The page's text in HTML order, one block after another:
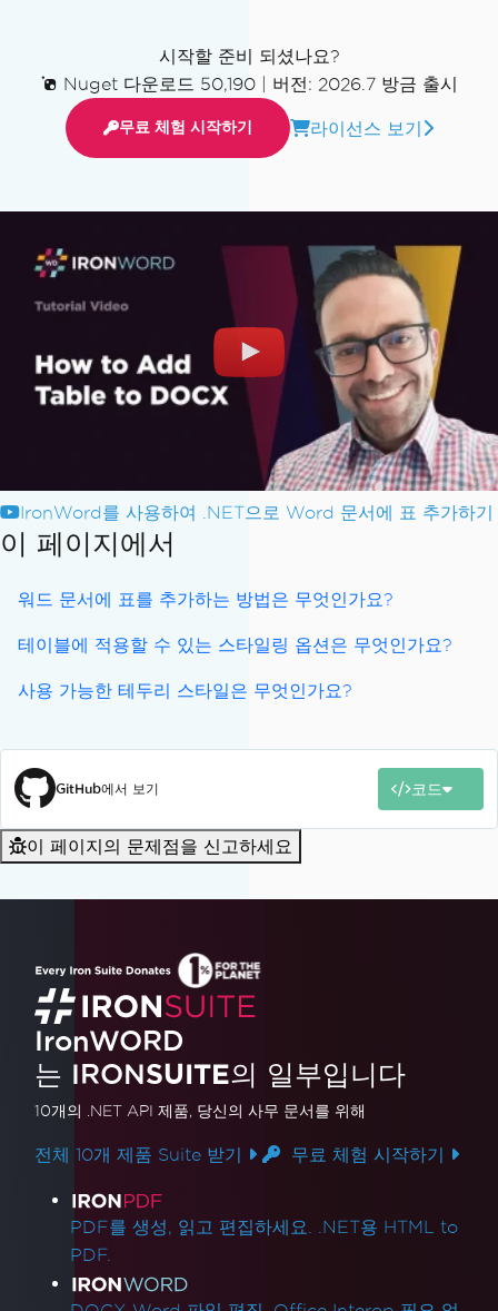
시작할 준비 되셨나요?
Nuget 다운로드 50,190
버전: 2026.7 방금 출시
무료 체험 시작하기 라이선스 보기
IronWord를 사용하여 .NET으로 Word 문서에 표 추가하기
이 페이지에서
워드 문서에 표를 추가하는 방법은 무엇인가요?
테이블에 적용할 수 있는 스타일링 옵션은 무엇인가요?
사용 가능한 테두리 스타일은 무엇인가요?
GitHub에서 보기 코드
이 페이지의 문제점을 신고하세요
IronWORD
는 IRONSUITE의 일부입니다
10개의 .NET API 제품, 당신의 사무 문서를 위해
전체 10개 제품 Suite 받기 무료 체험 시작하기
제품 링크
PDF를 생성, 읽고 편집하세요. .NET용 HTML to
PDF.